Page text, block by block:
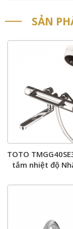
SẢN
TOTO
tắm nhiệt độ